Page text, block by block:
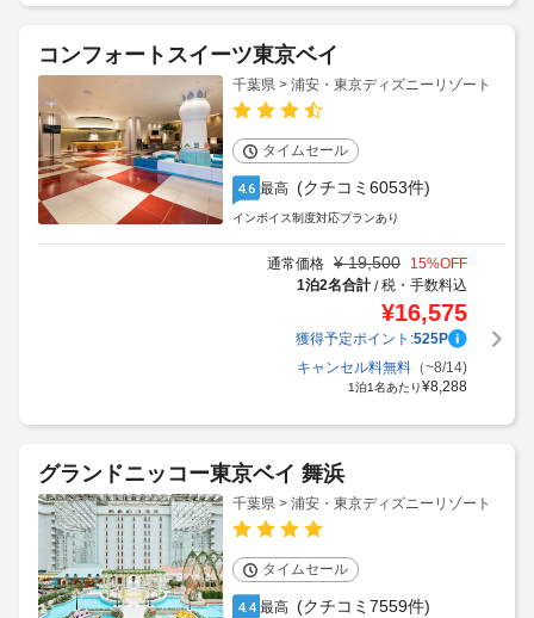
コンフォートスイーツ東京ベイ
千葉県 > 浦安・東京ディズニーリゾート
タイムセール
4.6 最高 (クチコミ6053件)
インボイス制度対応プランあり
通常価格 ¥ 19,500 15%OFF
1泊2名合計/税・手数料込
¥16,575
獲得予定ポイント:525P
キャンセル料無料（~8/14)
1泊1名あたり¥8,288
グランドニッコー東京ベイ 舞浜
千葉県 > 浦安・東京ディズニーリゾート
タイムセール
4.4 最高 (クチコミ7559件)